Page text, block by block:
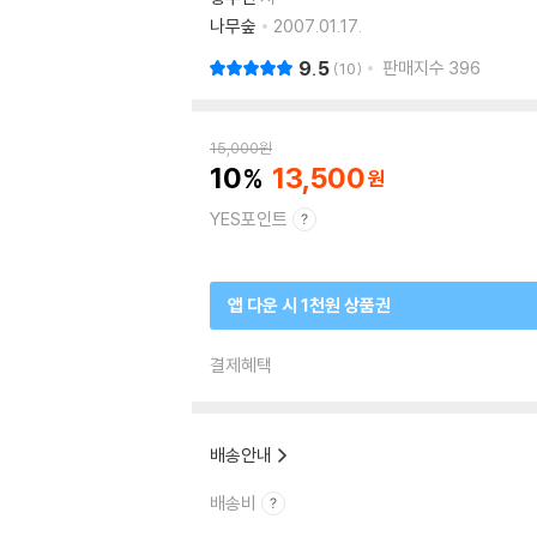
나무숲
2007.01.17.
9.5 10 판매지수 396
15,000원
10 13,500
YES포인트
앱 다운 시 1천원 상품권
결제혜택
배송안내
배송비